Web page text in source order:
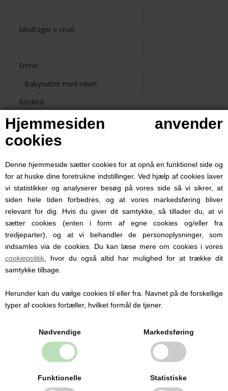
Hjemmesiden anvender
cookies
Denne hjemmeside sætter cookies for at opnå en funktionel side og
for at huske dine foretrukne indstillinger. Ved hjælp af cookies laver
vi statistikker og analyserer besøg på vores side så vi sikrer, at
siden hele tiden forbedres, og at vores markedsføring bliver
relevant for dig. Hvis du giver dit samtykke, så tillader du, at vi
sætter cookies (enten i form af egne cookies og/eller fra
tredjeparter), og at vi behandler de personoplysninger, som
indsamles via de cookies. Du kan læse mere om cookies i vores
cookiepolitik , hvor du også altid har mulighed for at trække dit
samtykke tilbage.
Herunder kan du vælge cookies til eller fra. Navnet på de forskellige
typer af cookies fortæller, hvilket formål de tjener.
Nødvendige Markedsføring
Funktionelle Statistiske
Modtager e-mail:
Emne:
Besked:
Kontakt
Glarmestervej 7
DK-6800 Varde
CVR: 30209648
info@babysutten.dk
29 11 19 07